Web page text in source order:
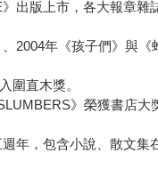
出版上市，各大報章雜
2004年《孩子們》與《
圍直木獎。
》榮獲書店大
年，包含小說、散文集